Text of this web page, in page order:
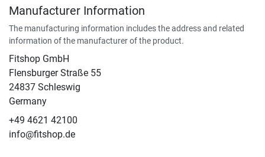
Manufacturer Information
The manufacturing information includes the address and related
information of the manufacturer of the product.
Fitshop GmbH
Flensburger Straße 55
24837 Schleswig
Germany
+49 4621 42100
info@fitshop.de